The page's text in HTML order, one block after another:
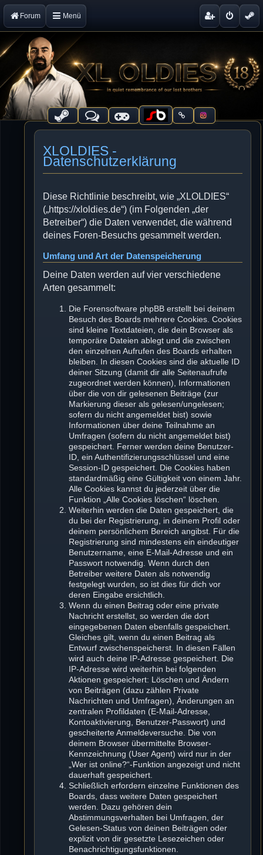
Forum Menü
XLOLDIES -
Datenschutzerklärung
Diese Richtlinie beschreibt, wie „XLOLDIES“
(„https://xloldies.de“) (im Folgenden „der
Betreiber“) die Daten verwendet, die während
deines Foren-Besuchs gesammelt werden.
Umfang und Art der Datenspeicherung
Deine Daten werden auf vier verschiedene
Arten gesammelt:
Die Forensoftware phpBB erstellt bei deinem
Besuch des Boards mehrere Cookies. Cookies
sind kleine Textdateien, die dein Browser als
temporäre Dateien ablegt und die zwischen
den einzelnen Aufrufen des Boards erhalten
bleiben. In diesen Cookies sind die aktuelle ID
deiner Sitzung (damit dir alle Seitenaufrufe
zugeordnet werden können), Informationen
über die von dir gelesenen Beiträge (zur
Markierung dieser als gelesen/ungelesen;
sofern du nicht angemeldet bist) sowie
Informationen über deine Teilnahme an
Umfragen (sofern du nicht angemeldet bist)
gespeichert. Ferner werden deine Benutzer-
ID, ein Authentifizierungsschlüssel und eine
Session-ID gespeichert. Die Cookies haben
standardmäßig eine Gültigkeit von einem Jahr.
Alle Cookies kannst du jederzeit über die
Funktion „Alle Cookies löschen“ löschen.
Weiterhin werden die Daten gespeichert, die
du bei der Registrierung, in deinem Profil oder
deinem persönlichem Bereich angibst. Für die
Registrierung sind mindestens ein eindeutiger
Benutzername, eine E-Mail-Adresse und ein
Passwort notwendig. Wenn durch den
Betreiber weitere Daten als notwendig
festgelegt wurden, so ist dies für dich vor
deren Eingabe ersichtlich.
Wenn du einen Beitrag oder eine private
Nachricht erstellst, so werden die dort
eingegebenen Daten ebenfalls gespeichert.
Gleiches gilt, wenn du einen Beitrag als
Entwurf zwischenspeicherst. In diesen Fällen
wird auch deine IP-Adresse gespeichert. Die
IP-Adresse wird weiterhin bei folgenden
Aktionen gespeichert: Löschen und Ändern
von Beiträgen (dazu zählen Private
Nachrichten und Umfragen), Änderungen an
zentralen Profildaten (E-Mail-Adresse,
Kontoaktivierung, Benutzer-Passwort) und
gescheiterte Anmeldeversuche. Die von
deinem Browser übermittelte Browser-
Kennzeichnung (User Agent) wird nur in der
„Wer ist online?“-Funktion angezeigt und nicht
dauerhaft gespeichert.
Schließlich erfordern einzelne Funktionen des
Boards, dass weitere Daten gespeichert
werden. Dazu gehören dein
Abstimmungsverhalten bei Umfragen, der
Gelesen-Status von deinen Beiträgen oder
explizit von dir gesetzte Lesezeichen oder
Benachrichtigungsfunktionen.